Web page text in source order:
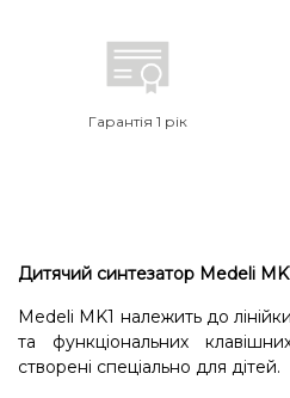
Гарантія 1 рік
Дитячий синтезатор Medeli
Medeli MK1 належить до лінійки
та функціональних
створені спеціально для дітей.